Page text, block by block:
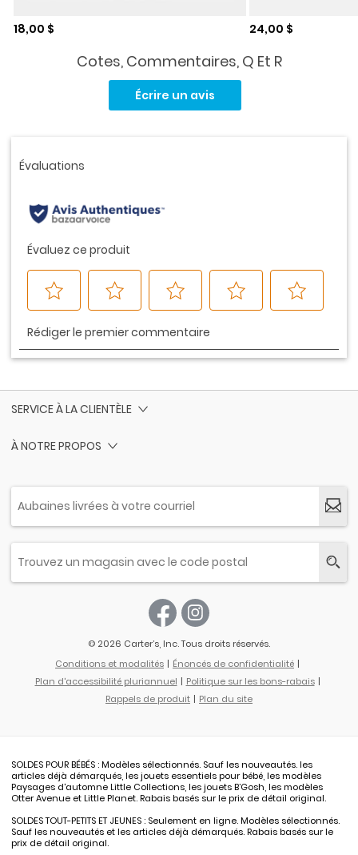
Prix de solde
18,00 $ Prix de solde
24,00 $
Cotes, Commentaires, Q Et R
la
Écrire un avis
SERVICE À LA CLIENTÈLE
À NOTRE PROPOS
© 2026 Carter’s, Inc. Tous droits réservés.
Conditions et modalités
Énoncés de confidentialité
Plan d'accessibilité pluriannuel
Politique sur les bons-rabais
Rappels de produit
Plan du site
SOLDES POUR BÉBÉS : Modèles sélectionnés. Sauf les nouveautés. les
articles déjà démarqués, les jouets essentiels pour bébé, les modèles
Paysages d'automne Little Collections, les jouets B’Gosh, les modèles
Otter Avenue et Little Planet. Rabais basés sur le prix de détail original.
SOLDES TOUT-PETITS ET JEUNES : Seulement en ligne. Modèles sélectionnés.
Sauf les nouveautés et les articles déjà démarqués. Rabais basés sur le
prix de détail original.